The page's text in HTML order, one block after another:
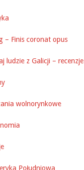
– Finis coronat opus
ludzie z Galicji – recenzje
wolnorynkowe
Południowa